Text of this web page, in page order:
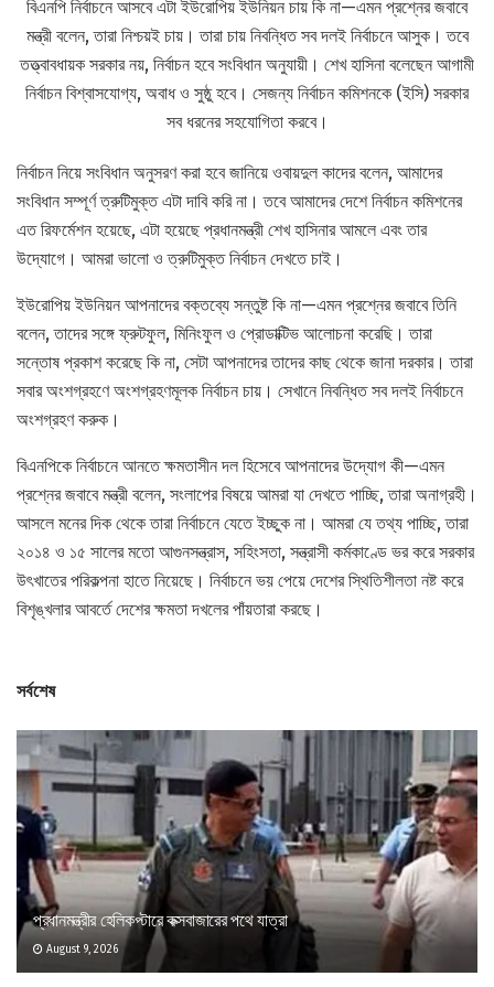
বিএনপি নির্বাচনে আসবে এটা ইউরোপিয় ইউনিয়ন চায় কি না—এমন প্রশ্নের জবাবে
মন্ত্রী বলেন, তারা নিশ্চয়ই চায়। তারা চায় নিবন্ধিত সব দলই নির্বাচনে আসুক। তবে
তত্ত্বাবধায়ক সরকার নয়, নির্বাচন হবে সংবিধান অনুযায়ী। শেখ হাসিনা বলেছেন আগামী
নির্বাচন বিশ্বাসযোগ্য, অবাধ ও সুষ্ঠু হবে। সেজন্য নির্বাচন কমিশনকে (ইসি) সরকার
সব ধরনের সহযোগিতা করবে।
নির্বাচন নিয়ে সংবিধান অনুসরণ করা হবে জানিয়ে ওবায়দুল কাদের বলেন, আমাদের
সংবিধান সম্পূর্ণ ত্রুটিমুক্ত এটা দাবি করি না। তবে আমাদের দেশে নির্বাচন কমিশনের
এত রিফর্মেশন হয়েছে, এটা হয়েছে প্রধানমন্ত্রী শেখ হাসিনার আমলে এবং তার
উদ্যোগে। আমরা ভালো ও ত্রুটিমুক্ত নির্বাচন দেখতে চাই।
ইউরোপিয় ইউনিয়ন আপনাদের বক্তব্যে সন্তুষ্ট কি না—এমন প্রশ্নের জবাবে তিনি
বলেন, তাদের সঙ্গে ফ্রুটফুল, মিনিংফুল ও প্রোডাক্টিভ আলোচনা করেছি। তারা
সন্তোষ প্রকাশ করেছে কি না, সেটা আপনাদের তাদের কাছ থেকে জানা দরকার। তারা
সবার অংশগ্রহণে অংশগ্রহণমূলক নির্বাচন চায়। সেখানে নিবন্ধিত সব দলই নির্বাচনে
অংশগ্রহণ করুক।
বিএনপিকে নির্বাচনে আনতে ক্ষমতাসীন দল হিসেবে আপনাদের উদ্যোগ কী—এমন
প্রশ্নের জবাবে মন্ত্রী বলেন, সংলাপের বিষয়ে আমরা যা দেখতে পাচ্ছি, তারা অনাগ্রহী।
আসলে মনের দিক থেকে তারা নির্বাচনে যেতে ইচ্ছুক না। আমরা যে তথ্য পাচ্ছি, তারা
২০১৪ ও ১৫ সালের মতো আগুনসন্ত্রাস, সহিংসতা, সন্ত্রাসী কর্মকাণ্ডে ভর করে সরকার
উৎখাতের পরিকল্পনা হাতে নিয়েছে। নির্বাচনে ভয় পেয়ে দেশের স্থিতিশীলতা নষ্ট করে
বিশৃঙ্খলার আবর্তে দেশের ক্ষমতা দখলের পাঁয়তারা করছে।
সর্বশেষ
প্রধানমন্ত্রীর হেলিকপ্টারে কক্সবাজারের পথে যাত্রা
August 9, 2026